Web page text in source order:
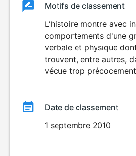
ClassementClassement
Motifs de classement
L'histoire montre avec
comportements d'une
verbale et physique
trouvent, entre autres,
vécue trop
Date de classement
1 septembre 2010